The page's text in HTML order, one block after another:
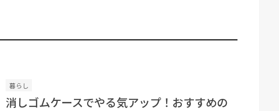
暮らし
消しゴムケースでやる気アップ！おすすめの